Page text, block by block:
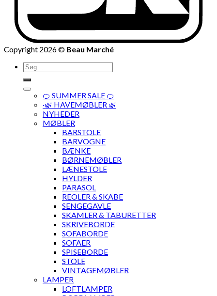
Copyright 2026 © Beau Marché
Søg
efter:
🍊 SUMMER SALE 🍊
·🌿 HAVEMØBLER 🌿
NYHEDER
MØBLER
BARSTOLE
BARVOGNE
BÆNKE
BØRNEMØBLER
LÆNESTOLE
HYLDER
PARASOL
REOLER & SKABE
SENGEGAVLE
SKAMLER & TABURETTER
SKRIVEBORDE
SOFABORDE
SOFAER
SPISEBORDE
STOLE
VINTAGEMØBLER
LAMPER
LOFTLAMPER